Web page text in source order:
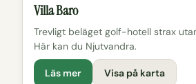
Villa Baro
Trevligt beläget golf-hotell strax
Här kan du Njutvandra.
Läs mer Visa på karta